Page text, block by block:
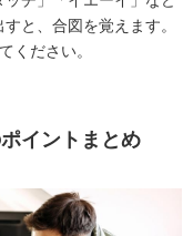
と、合図を覚えます。
ください。
イントまとめ